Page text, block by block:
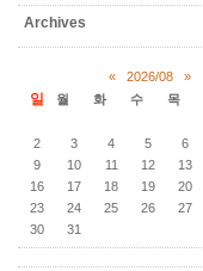
Archives
« 2026/08 »
일 월 화 수 목
2
3 4 5 6
9
10 11 12 13
16
17 18 19 20
23
24 25 26 27
30
31